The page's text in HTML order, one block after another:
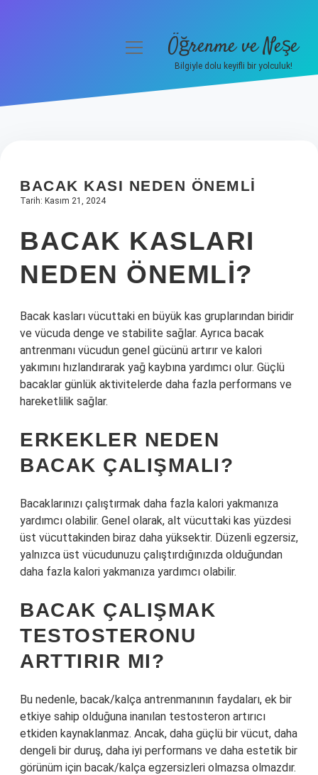
Hakkımızda
menüyüÖğrenme ve Neşe
Bilgiyle dolu keyifli bir yolculuk!
BACAK KASI NEDEN ÖNEMLI
Tarih: Kasım 21, 2024
BACAK KASLARI
NEDEN ÖNEMLI?
Bacak kasları vücuttaki en büyük kas gruplarından biridir
ve vücuda denge ve stabilite sağlar. Ayrıca bacak
antrenmanı vücudun genel gücünü artırır ve kalori
yakımını hızlandırarak yağ kaybına yardımcı olur. Güçlü
bacaklar günlük aktivitelerde daha fazla performans ve
hareketlilik sağlar.
ERKEKLER NEDEN
BACAK ÇALIŞMALI?
Bacaklarınızı çalıştırmak daha fazla kalori yakmanıza
yardımcı olabilir. Genel olarak, alt vücuttaki kas yüzdesi
üst vücuttakinden biraz daha yüksektir. Düzenli egzersiz,
yalnızca üst vücudunuzu çalıştırdığınızda olduğundan
daha fazla kalori yakmanıza yardımcı olabilir.
BACAK ÇALIŞMAK
TESTOSTERONU
ARTTIRIR MI?
Bu nedenle, bacak/kalça antrenmanının faydaları, ek bir
etkiye sahip olduğuna inanılan testosteron artırıcı
etkiden kaynaklanmaz. Ancak, daha güçlü bir vücut, daha
dengeli bir duruş, daha iyi performans ve daha estetik bir
görünüm için bacak/kalça egzersizleri olmazsa olmazdır.